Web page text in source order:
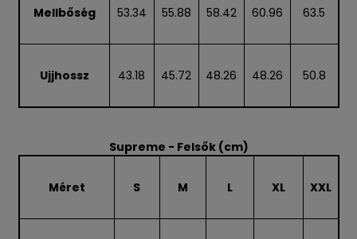
Mellbőség 53.34 55.88 58.42 60.96 63.5
Ujjhossz 43.18 45.72 48.26 48.26 50.8
Supreme - Felsők (cm)
Méret S M L XL XXL